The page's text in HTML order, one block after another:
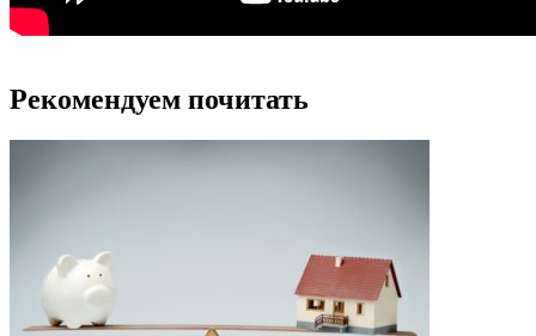
Рекомендуем почитать